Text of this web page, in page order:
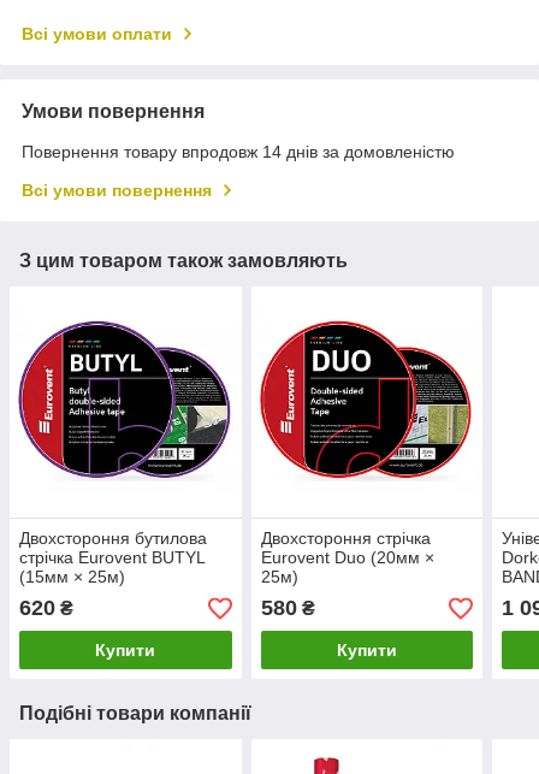
Всі умови оплати
Умови повернення
Повернення товару впродовж 14 днів за домовленістю
Всі умови повернення
З цим товаром також замовляють
Двохстороння бутилова
стрічка Eurovent BUTYL
(15мм × 25м)
620 ₴
Купити
Двохстороння стрічка
Eurovent Duo (20мм ×
25м)
580₴
Купити
1
Подібні товари компанії